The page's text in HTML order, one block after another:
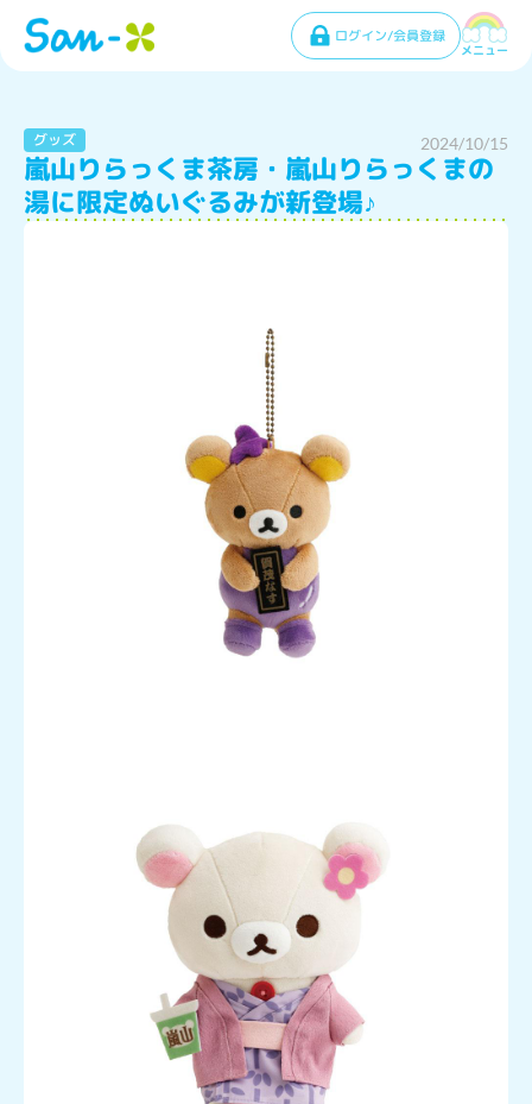
ログイン/会員登録
メニュー
グッズ 2024/10/15
嵐山りらっくま茶房・嵐山りらっくまの
湯に限定ぬいぐるみが新登場♪